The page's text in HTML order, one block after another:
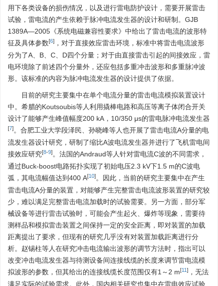
用下各类设备的损伤情况，以及进行雷电防护设计，需要开展雷击
试验，雷电流的产生依赖于脉冲电流发生器的设计和研制。GJB
1389A—2005《系统电磁兼容性要求》中给出了雷击电流的波形特
征及具体参数[6] ，对于直接效应雷击环境，标准中将雷击电流波形
分为了A、B、C、D四个分量；对于由直接雷击引起的间接效应，雷
电环境除了前述四个分量外，还应包括多重冲击波形和多重脉冲波
形。该标准的内容为脉冲电流发生器的设计提供了依据。
目前的研究主要集中在单个电流分量的雷击电流模拟装置设计
中。希腊的Koutsoubis等人利用撬棒电路和高压等离子体闭合开关
设计了能够产生峰值幅度200 kA，10/350 μs的雷电脉冲电流发生器
[7]。合肥工业大学段泽民、孙晓峰等人也开展了雷击电流A分量的电
流发生器设计研究，研制了缩比A波电流发生器并进行了飞机雷电间
接效应研究[8-9]。法国的Andraud等人针对雷电流C波的不同需求，
通过Buck-boost电路拓扑实现了初始电压2.3 kV下1.5 m的C波电
弧，其电流幅值达到400 A[10]。因此，当前的研究主要集中在产生
雷击电流A分量的装置，对能够产生完整雷击电流波形装置的研究较
少，难以满足完整雷击电流加载时的试验需要。另一方面，部分军
械设备等进行雷击试验时，可能会产生起火、爆炸等现象，需要待
测样品和模拟雷击装置之间保持一定的安全距离，即对装置的加载
距离提出了要求，但现有的研究几乎没有对装置加载距离进行分
析。赵锡柱等人在研究冲击电流输出波形的调节方法时，指出可以
改变冲击电流发生器与待测设备间连接线缆的长度来调节雷电流模
拟波形的参数，但其给出的连接线缆长度范围仅有1～2 m[11] ，无法
满足实际的试验需求。此外，国内相关研究也集中在雷电效应试验